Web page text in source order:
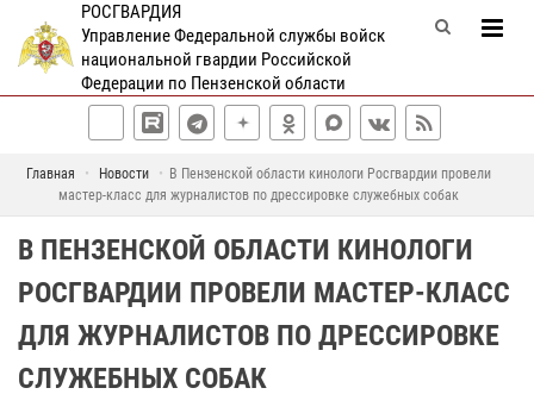
РОСГВАРДИЯ
Управление Федеральной службы войск
национальной гвардии Российской
Федерации по Пензенской области
Главная Новости
В Пензенской области кинологи Росгвардии провели
мастер-класс для журналистов по дрессировке служебных собак
В ПЕНЗЕНСКОЙ ОБЛАСТИ КИНОЛОГИ
РОСГВАРДИИ ПРОВЕЛИ МАСТЕР-КЛАСС
ДЛЯ ЖУРНАЛИСТОВ ПО ДРЕССИРОВКЕ
СЛУЖЕБНЫХ СОБАК